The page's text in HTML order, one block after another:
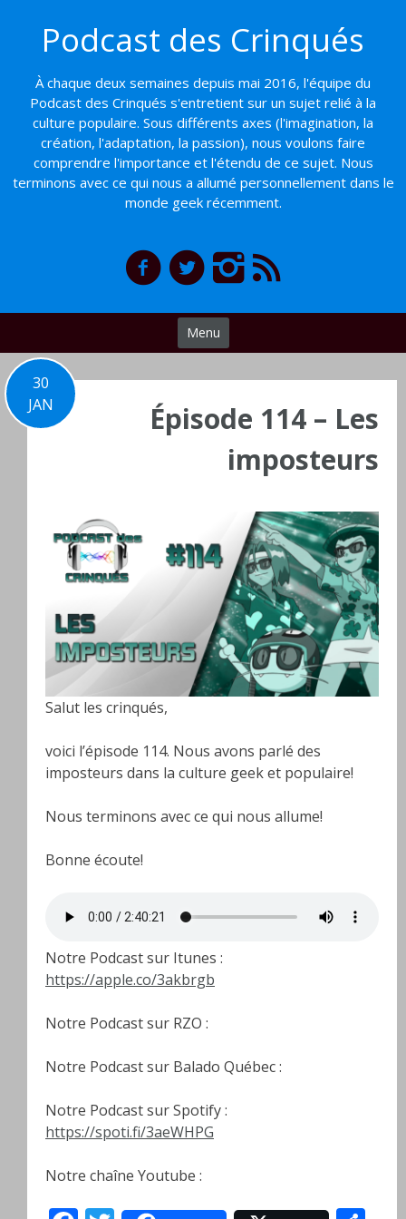
contenu
Podcast des Crinqués
À chaque deux semaines depuis mai 2016, l'équipe du
Podcast des Crinqués s'entretient sur un sujet relié à la
culture populaire. Sous différents axes (l'imagination, la
création, l'adaptation, la passion), nous voulons faire
comprendre l'importance et l'étendu de ce sujet. Nous
terminons avec ce qui nous a allumé personnellement dans le
monde geek récemment.
Menu
30
JAN
Épisode 114 – Les
imposteurs
Salut les crinqués,
voici l’épisode 114. Nous avons parlé des
imposteurs dans la culture geek et populaire!
Nous terminons avec ce qui nous allume!
Bonne écoute!
Notre Podcast sur Itunes :
https://apple.co/3akbrgb
Notre Podcast sur RZO :
Notre Podcast sur Balado Québec :
Notre Podcast sur Spotify :
https://spoti.fi/3aeWHPG
Notre chaîne Youtube :